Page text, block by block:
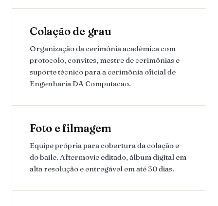
Colação de grau
Organização da cerimônia acadêmica com
protocolo, convites, mestre de cerimônias e
suporte técnico para a cerimônia oficial de
Engenharia DA Computacao.
Foto e filmagem
Equipe própria para cobertura da colação e
do baile. Aftermovie editado, álbum digital em
alta resolução e entregável em até 30 dias.